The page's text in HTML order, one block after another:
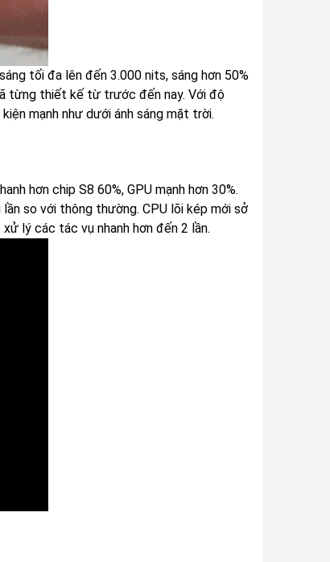
tối đa lên đến 3.000 nits, sáng hơn 50%
từng thiết kế từ trước đến nay. Với độ
mạnh như dưới ánh sáng mặt trời.
hơn chip S8 60%, GPU mạnh hơn 30%.
so với thông thường. CPU lõi kép mới sở
lý các tác vụ nhanh hơn đến 2 lần.